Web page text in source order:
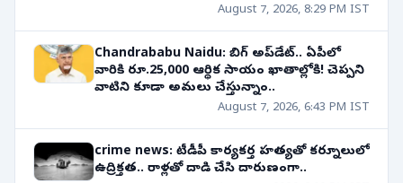
August 7, 2026, 8:29 PM IST
Chandrababu Naidu: బిగ్ అప్‌డేట్.. ఏపీలో
వారికి రూ.25,000 ఆర్థిక సాయం ఖాతాల్లోకి! చెప్పని
వాటిని కూడా అమలు చేస్తున్నాం..
August 7, 2026, 6:43 PM IST
crime news: టీడీపీ కార్యకర్త హత్యతో కర్నూలులో
ఉద్రిక్తత.. రాళ్లతో దాడి చేసి దారుణంగా..